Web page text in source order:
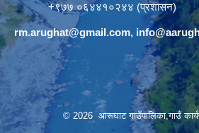
+९७७ ०६४४१०२४४ (प्रशासन)
rm.arughat@gmail.com,
© 2026 आरूघाट गाउँपालिका,गाउँ